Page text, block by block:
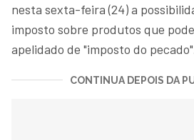
nesta sexta-feira (24) a
imposto sobre produtos que
apelidado de "imposto do
CONTINUA DEPOIS DA